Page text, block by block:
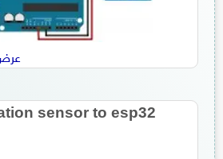
sensor to esp32